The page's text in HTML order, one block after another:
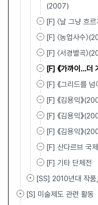
(2007)
[F] 〈날 그냥 흐
[F] 〈농업사수〉
[F] 〈서경별곡〉
[F] 《가까이...더
[F] 《그리드를
[F] 《김용익》
[F] 《김용익》
[F] 《김용익》
[F] 산다르브 국
[F] 기타 단체전
[SS] 2010년대 작
[S] 미술제도 관련 활동